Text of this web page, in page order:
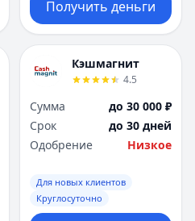
Получить деньги
Кэшмагнит
4.5
Сумма
до 30 000 ₽
Срок
до 30 дней
Одобрение
Низкое
Для новых клиентов
Круглосуточно